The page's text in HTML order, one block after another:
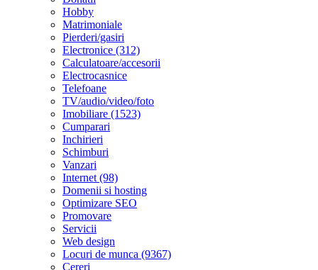
Hobby
Matrimoniale
Pierderi/gasiri
Electronice (312)
Calculatoare/accesorii
Electrocasnice
Telefoane
TV/audio/video/foto
Imobiliare (1523)
Cumparari
Inchirieri
Schimburi
Vanzari
Internet (98)
Domenii si hosting
Optimizare SEO
Promovare
Servicii
Web design
Locuri de munca (9367)
Cereri